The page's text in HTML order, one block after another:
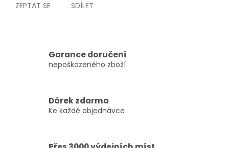
ZEPTAT SE SDÍLET
Garance doručení
nepoškozeného zboží
Dárek zdarma
Ke každé objednávce